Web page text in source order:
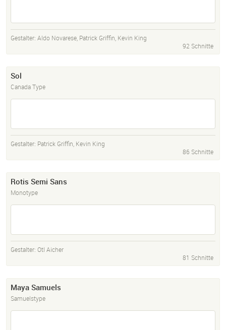
Gestalter: Aldo Novarese, Patrick Griffin, Kevin King
92 Schnitte
Sol
Canada Type
Gestalter: Patrick Griffin, Kevin King
86 Schnitte
Rotis Semi Sans
Monotype
Gestalter: Otl Aicher
81 Schnitte
Maya Samuels
Samuelstype